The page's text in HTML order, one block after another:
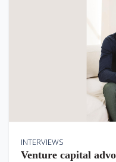
INTERVIEWS
Venture capital